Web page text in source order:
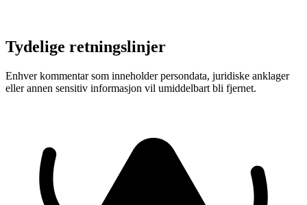
Tydelige retningslinjer
Enhver kommentar som inneholder persondata, juridiske anklager
eller annen sensitiv informasjon vil umiddelbart bli fjernet.